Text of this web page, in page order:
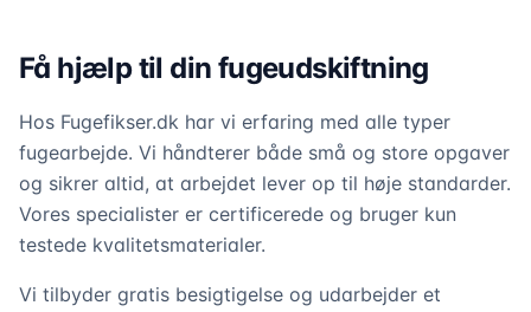
Få hjælp til din fugeudskiftning
Hos Fugefikser.dk har vi erfaring med alle typer
fugearbejde. Vi håndterer både små og store opgaver
og sikrer altid, at arbejdet lever op til høje standarder.
Vores specialister er certificerede og bruger kun
testede kvalitetsmaterialer.
Vi tilbyder gratis besigtigelse og udarbejder et